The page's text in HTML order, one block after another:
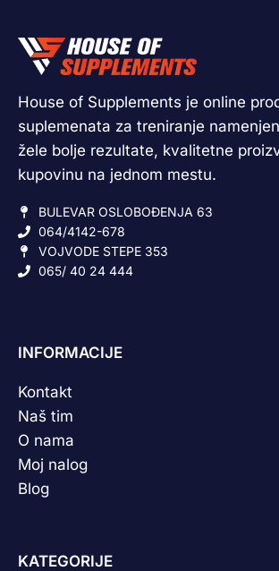
House of Supplements je online
suplemenata za treniranje
žele bolje rezultate, kvalitetne
kupovinu na jednom mestu.
BULEVAR OSLOBOĐENJA 63
064/4142-678
VOJVODE STEPE 353
065/ 40 24 444
INFORMACIJE
Kontakt
Naš tim
O nama
Moj nalog
Blog
KATEGORIJE